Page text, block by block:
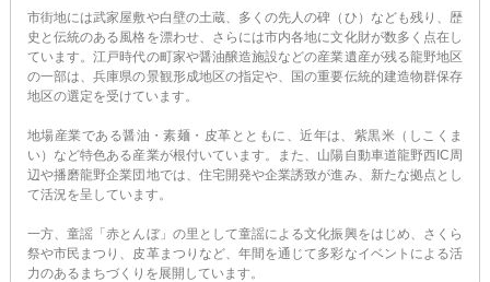
市街地には武家屋敷や白壁の土蔵、多くの先人の碑（ひ）なども残り、歴
史と伝統のある風格を漂わせ、さらには市内各地に文化財が数多く点在し
ています。江戸時代の町家や醤油醸造施設などの産業遺産が残る龍野地区
の一部は、兵庫県の景観形成地区の指定や、国の重要伝統的建造物群保存
地区の選定を受けています。
地場産業である醤油・素麺・皮革とともに、近年は、紫黒米（しこくま
い）など特色ある産業が根付いています。また、山陽自動車道龍野西IC周
辺や播磨龍野企業団地では、住宅開発や企業誘致が進み、新たな拠点とし
て活況を呈しています。
一方、童謡「赤とんぼ」の里として童謡による文化振興をはじめ、さくら
祭や市民まつり、皮革まつりなど、年間を通じて多彩なイベントによる活
力のあるまちづくりを展開しています。